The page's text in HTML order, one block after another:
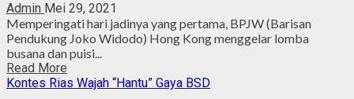
Admin Mei 29, 2021
Memperingati hari jadinya yang pertama, BPJW (Barisan
Pendukung Joko Widodo) Hong Kong menggelar lomba
busana dan puisi...
Read More
Kontes Rias Wajah “Hantu” Gaya BSD